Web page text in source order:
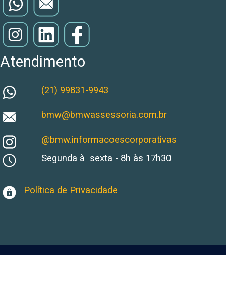
Atendimento
(21) 99831-9943
bmw@bmwassessoria.com.br
@bmw.informacoescorporativas
Segunda à sexta - 8h às 17h30
Política de Privacidade